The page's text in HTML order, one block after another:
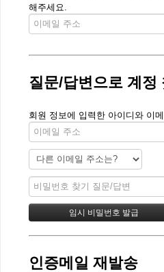
해주세요.
질문/답변으로 계정
회원 정보에 입력한 아이디와 이
인증메일 재발송